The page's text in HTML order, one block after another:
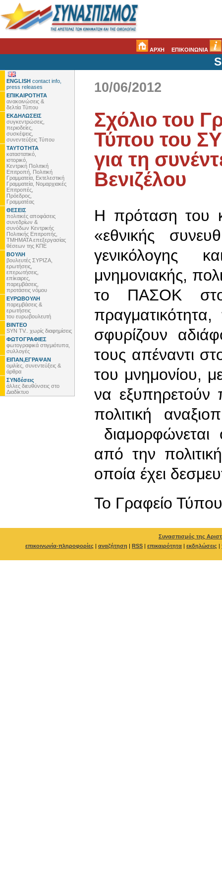
ΑΡΧΗ ΕΠΙΚΟΙΝΩΝΙΑ
ENGLISH contact info,
press releases
ΕΠΙΚΑΙΡΟΤΗΤΑ
ανακοινώσεις &
δελτία Τύπου
ΕΚΔΗΛΩΣΕΙΣ
συγκεντρώσεις,
περιοδείες,
συσκέψεις,
συνεντεύξεις Τύπου
ΤΑΥΤΟΤΗΤΑ
καταστατικό,
ιστορικό,
Κεντρική Πολιτική
Επιτροπή, Πολιτική
Γραμματεία, Εκτελεστική
Γραμματεία, Νομαρχιακές
Επιτροπές,
Πρόεδρος,
Γραμματέας
ΘΕΣΕΙΣ
πολιτικές αποφάσεις
συνεδρίων &
συνόδων Κεντρικής
Πολιτικής Επιτροπής,
ΤΜΗΜΑΤΑ επεξεργασίας
θέσεων της ΚΠΕ
ΒΟΥΛΗ
βουλευτές ΣΥΡΙΖΑ,
ερωτήσεις,
επερωτήσεις,
επίκαιρες,
παρεμβάσεις,
προτάσεις νόμου
ΕΥΡΩΒΟΥΛΗ
παρεμβάσεις &
ερωτήσεις
του ευρωβουλευτή
ΒΙΝΤΕΟ
SYN TV.. χωρίς διαφημίσεις
ΦΩΤΟΓΡΑΦΙΕΣ
φωτογραφικά στιγμιότυπα,
συλλογές
ΕΙΠΑΝ,ΕΓΡΑΨΑΝ
ομιλίες, συνεντεύξεις &
άρθρα
ΣΥΝδέσεις
άλλες διευθύνσεις στο
Διαδίκτυο
10/06/2012
Σχόλιο του
Τύπου του
για τη
Βενιζέλου
Η πρόταση του
«εθνικής
γενικόλογης
μνημονιακής,
το ΠΑΣΟΚ
σφυρίζουν
τους απέναντι
του μνημονίου,
να εξυπηρετούν
πολιτική
διαμορφώνεται
από την
οποία έχει
To Γραφείο Τύπου
Συνασπισμός της
επικοινωνία-πληροφορίες | αναζήτηση | RSS | επικαιρότητα | εκδηλώσεις |